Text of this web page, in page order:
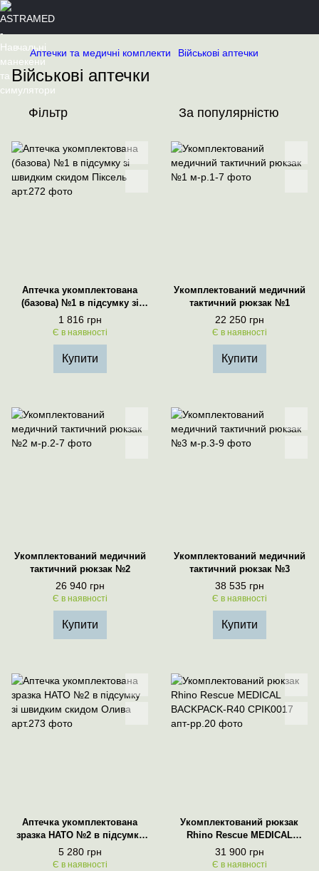
Аптечки та медичні комплекти Військові аптечки
Військові аптечки
Фільтр За популярністю
Аптечка укомплектована
(базова) №1 в підсумку зі
швидким скидом Піксель
1 816 грн
Є в наявності
Купити
Укомплектований медичний
тактичний рюкзак №1
22 250 грн
Є в наявності
Купити
Укомплектований медичний
тактичний рюкзак №2
26 940 грн
Є в наявності
Купити
Укомплектований медичний
тактичний рюкзак №3
38 535 грн
Є в наявності
Купити
Аптечка укомплектована
зразка НАТО №2 в підсумку
зі швидким скидом Олива
5 280 грн
Є в наявності
Укомплектований рюкзак
Rhino Rescue MEDICAL
BACKPACK-R40 CPIK0017
31 900 грн
Є в наявності